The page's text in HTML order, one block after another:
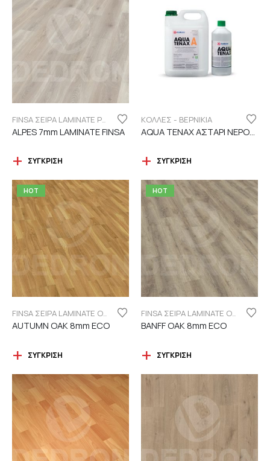
FINSA ΣΕΙΡΑ LAMINATE PUREFLOOR 7MM
ALPES 7mm LAMINATE FINSA
ΣΎΓΚΡΙΣΗ
ΚΟΛΛΕΣ - ΒΕΡΝΙΚΙΑ
AQUA TENAX ΑΣΤΑΡΙ ΝΕΡΟΥ 2 ΣΥΣΤΑΤΙΚΩΝ
ΣΎΓΚΡΙΣΗ
HOT
FINSA ΣΕΙΡΑ LAMINATE ORIGINAL "ECO LABEL"
AUTUMN OAK 8mm ECO
ΣΎΓΚΡΙΣΗ
HOT
FINSA ΣΕΙΡΑ LAMINATE ORIGINAL "ECO LABEL"
BANFF OAK 8mm ECO
ΣΎΓΚΡΙΣΗ